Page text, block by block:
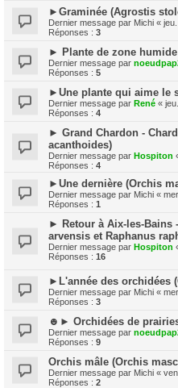
►Graminée (Agrostis
Dernier message par Michi «
Réponses : 3
► Plante de zone
Dernier message par
Réponses : 5
►Une plante qui aime le
Dernier message par René «
Réponses : 4
► Grand Chardon -
acanthoides)
Dernier message par Hospiton
Réponses : 4
►Une dernière (Orchis
Dernier message par Michi «
Réponses : 1
► Retour à Aix-les-Bains
arvensis et Raphanus
Dernier message par Hospiton
Réponses : 16
►L'année des orchidées
Dernier message par Michi «
Réponses : 3
☻► Orchidées de
Dernier message par
Réponses : 9
Orchis mâle (Orchis
Dernier message par Michi «
Réponses : 2